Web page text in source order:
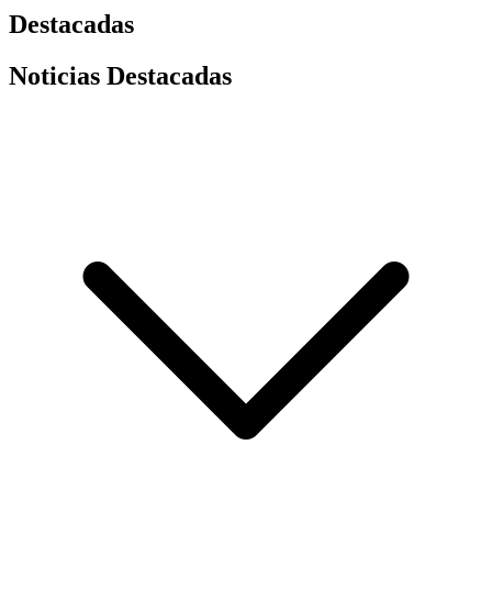
Destacadas
Noticias Destacadas